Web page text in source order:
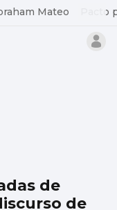
Mateo Pacto
de
de